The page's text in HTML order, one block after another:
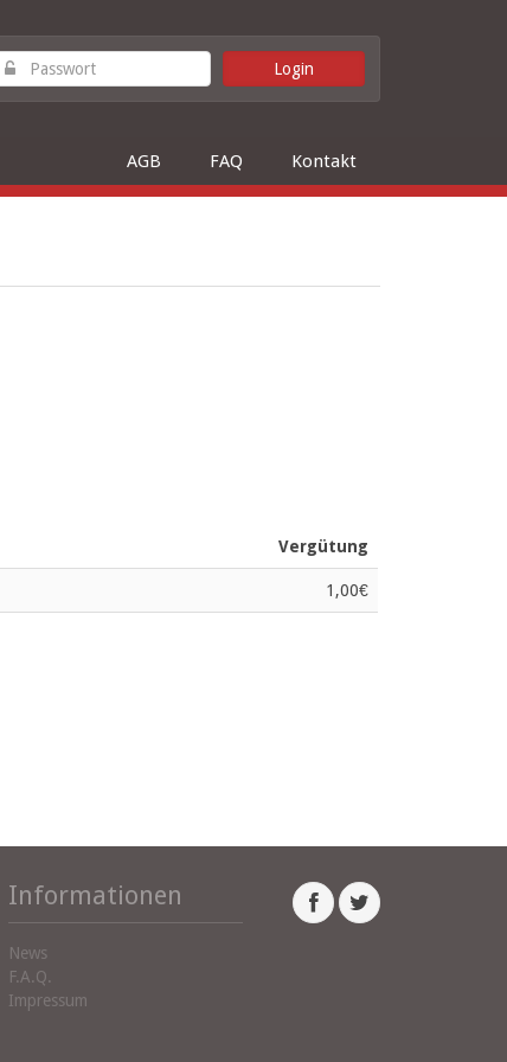
AGB FAQ Kontakt
Vergütung
1,00€
Informationen
News
F.A.Q.
Impressum